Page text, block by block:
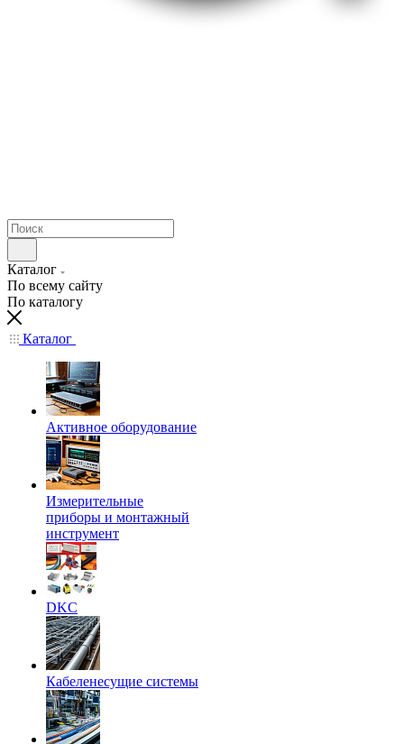
Каталог
По всему сайту
По каталогу
Каталог
Активное оборудование
Измерительные
приборы и монтажный
инструмент
DKC
Кабеленесущие системы